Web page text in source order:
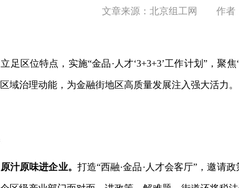
文章来源：北京组工网 作者
足区位特点，实施“金品·人才‘3+3+3’工作计划”，聚
域治理动能，为金融街地区高质量发展注入强大活力。
汁原味进企业。 打造“西融·金品·人才会客厅”，邀请